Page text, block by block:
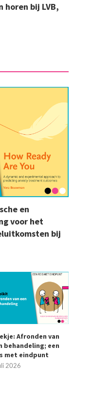
horen bij LVB,
en
voor het
bij
Afronden van
behandeling; een
met eindpunt
2026